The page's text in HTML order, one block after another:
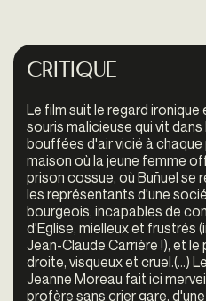
Critique
Le film suit le regard
souris malicieuse qui vit
bouffées d'air vicié à chaque
maison où la jeune femme
prison cossue, où Buñuel
les représentants d'une
bourgeois, incapables de
d'Eglise, mielleux et frustrés
Jean-Claude Carrière !), et
droite, visqueux et cruel.(...)
Jeanne Moreau fait ici
profère sans crier gare,